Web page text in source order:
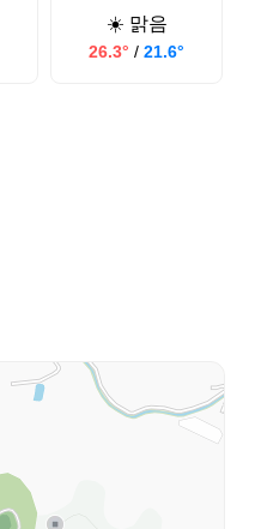
☀️ 맑음
26.3° / 21.6°